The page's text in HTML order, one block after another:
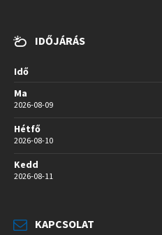
IDŐJÁRÁS
Idő
Ma
2026-08-09
Hétfő
2026-08-10
Kedd
2026-08-11
KAPCSOLAT